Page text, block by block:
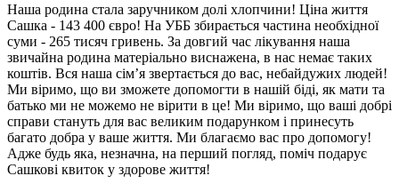
Наша родина стала заручником долі хлопчини! Ціна життя
Сашка - 143 400 євро! На УББ збирається частина необхідної
суми - 265 тисяч гривень. За довгий час лікування наша
звичайна родина матеріально виснажена, в нас немає таких
коштів. Вся наша сім’я звертається до вас, небайдужих людей!
Ми віримо, що ви зможете допомогти в нашій біді, як мати та
батько ми не можемо не вірити в це! Ми віримо, що ваші добрі
справи стануть для вас великим подарунком і принесуть
багато добра у ваше життя. Ми благаємо вас про допомогу!
Адже будь яка, незначна, на перший погляд, поміч подарує
Сашкові квиток у здорове життя!